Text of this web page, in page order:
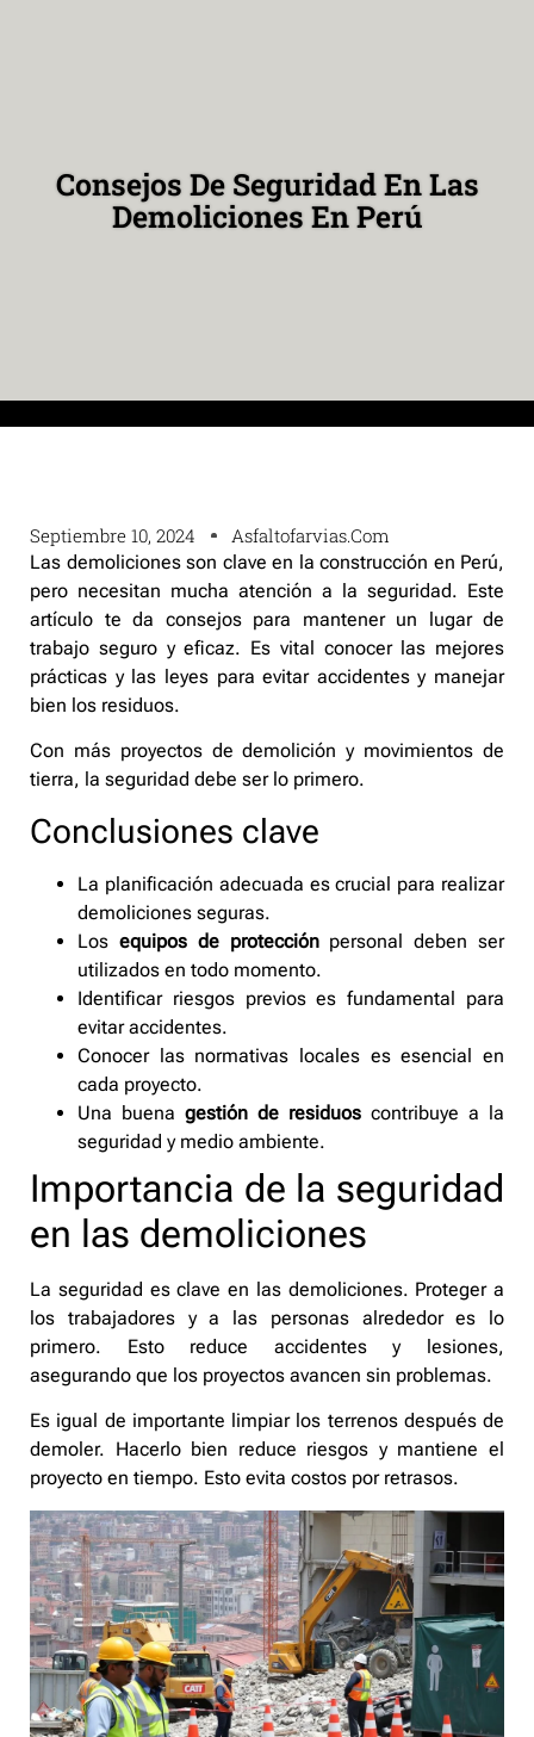
Consejos De Seguridad En Las
Demoliciones En Perú
Septiembre 10, 2024 Asfaltofarvias.com
Las demoliciones son clave en la construcción en Perú,
pero necesitan mucha atención a la seguridad. Este
artículo te da consejos para mantener un lugar de
trabajo seguro y eficaz. Es vital conocer las mejores
prácticas y las leyes para evitar accidentes y manejar
bien los residuos.
Con más proyectos de demolición y movimientos de
tierra, la seguridad debe ser lo primero.
Conclusiones clave
La planificación adecuada es crucial para realizar
demoliciones seguras.
Los equipos de protecciónpersonal deben ser
utilizados en todo momento.
Identificar riesgos previos es fundamental para
evitar accidentes.
Conocer las normativas locales es esencial en
cada proyecto.
Una buena gestión de residuos contribuye a la
seguridad y medio ambiente.
Importancia de la seguridad
en las demoliciones
La seguridad es clave en las demoliciones. Proteger a
los trabajadores y a las personas alrededor es lo
primero. Esto reduce accidentes y lesiones,
asegurando que los proyectos avancen sin problemas.
Es igual de importante limpiar los terrenos después de
demoler. Hacerlo bien reduce riesgos y mantiene el
proyecto en tiempo. Esto evita costos por retrasos.